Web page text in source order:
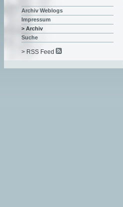
Archiv Weblogs
Impressum
> Archiv
Suche
> RSS Feed